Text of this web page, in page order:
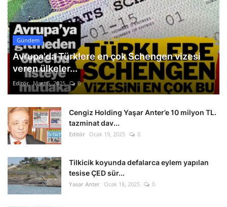
Gündem
Avrupa'da Türklere en çok Schengen vizesi
veren ülkeler...
Editör Mart 5, 2025 0
Cengiz Holding Yaşar Anter’e 10 milyon TL.
tazminat dav...
Editör Ocak 19, 2025 0
Tilkicik koyunda defalarca eylem yapılan
tesise ÇED sür...
Yasar Anter Ocak 18, 2025 0